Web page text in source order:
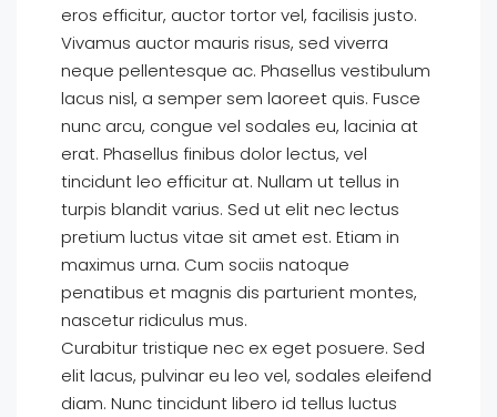
eros efficitur, auctor tortor vel, facilisis justo.
Vivamus auctor mauris risus, sed viverra
neque pellentesque ac. Phasellus vestibulum
lacus nisl, a semper sem laoreet quis. Fusce
nunc arcu, congue vel sodales eu, lacinia at
erat. Phasellus finibus dolor lectus, vel
tincidunt leo efficitur at. Nullam ut tellus in
turpis blandit varius. Sed ut elit nec lectus
pretium luctus vitae sit amet est. Etiam in
maximus urna. Cum sociis natoque
penatibus et magnis dis parturient montes,
nascetur ridiculus mus.
Curabitur tristique nec ex eget posuere. Sed
elit lacus, pulvinar eu leo vel, sodales eleifend
diam. Nunc tincidunt libero id tellus luctus